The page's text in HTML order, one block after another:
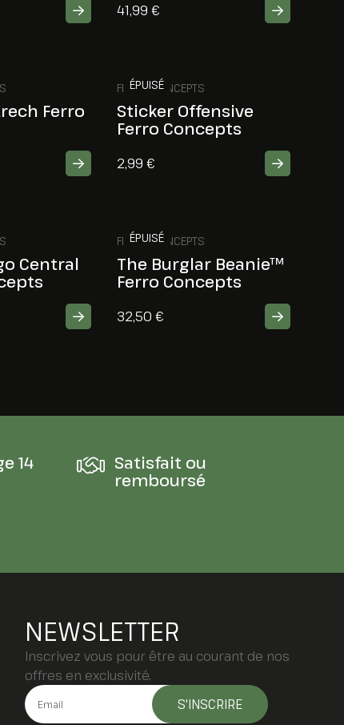
41,99€
Ferro
ÉPUISÉ
FERRO CONCEPTS
Sticker Offensive
Ferro Concepts
2,99€
Central
ÉPUISÉ
FERRO CONCEPTS
The Burglar Beanie™
Ferro Concepts
32,50€
14
Satisfait ou
remboursé
NEWSLETTER
Inscrivez vous pour être au courant de nos
offres en exclusivité.